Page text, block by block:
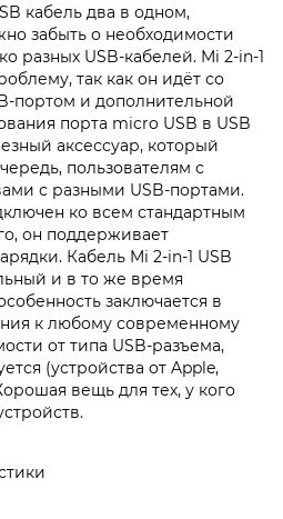
кабель два в одном,
забыть о необходимости
разных USB-кабелей. Mi 2-in-1
так как он идёт со
портом и дополнительной
порта micro USB в USB
аксессуар, который
пользователям с
с разными USB-портами.
ко всем стандартным
он поддерживает
Кабель Mi 2-in-1 USB
и в то же время
заключается в
к любому современному
от типа USB-разъема,
(устройства от Apple,
вещь для тех, у кого